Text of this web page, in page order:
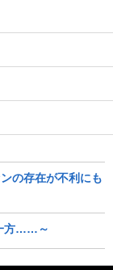
の存在が不利にも
方……～